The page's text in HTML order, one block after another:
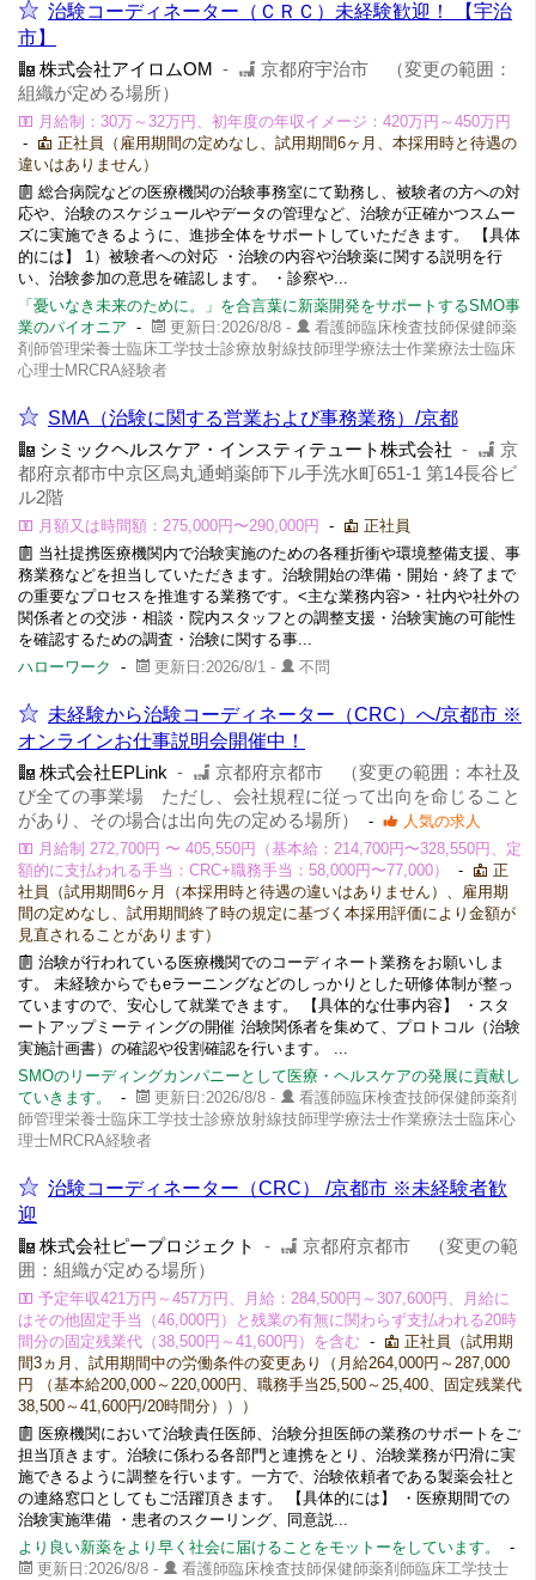
治験コーディネーター（ＣＲＣ）未経験歓迎！ 【宇治
市】
株式会社アイロムOM -
京都府宇治市 （変更の範囲：
組織が定める場所）
月給制：30万～32万円、初年度の年収イメージ：420万円～450万円
-
正社員（雇用期間の定めなし、試用期間6ヶ月、本採用時と待遇の
違いはありません）
総合病院などの医療機関の治験事務室にて勤務し、被験者の方への対
応や、治験のスケジュールやデータの管理など、治験が正確かつスムー
ズに実施できるように、進捗全体をサポートしていただきます。 【具体
的には】 1）被験者への対応 ・治験の内容や治験薬に関する説明を行
い、治験参加の意思を確認します。 ・診察や...
「憂いなき未来のために。」を合言葉に新薬開発をサポートするSMO事
業のパイオニア - 更新日:2026/8/8 -
看護師臨床検査技師保健師薬
剤師管理栄養士臨床工学技士診療放射線技師理学療法士作業療法士臨床
心理士MRCRA経験者
SMA（治験に関する営業および事務業務）/京都
シミックヘルスケア・インスティテュート株式会社 -
京
都府京都市中京区烏丸通蛸薬師下ル手洗水町651-1 第14長谷ビ
ル2階
月額又は時間額：275,000円〜290,000円 -
正社員
当社提携医療機関内で治験実施のための各種折衝や環境整備支援、事
務業務などを担当していただきます。治験開始の準備・開始・終了まで
の重要なプロセスを推進する業務です。<主な業務内容>・社内や社外の
関係者との交渉・相談・院内スタッフとの調整支援・治験実施の可能性
を確認するための調査・治験に関する事...
ハローワーク
- 更新日:2026/8/1 - 不問
未経験から治験コーディネーター（CRC）へ/京都市 ※
オンラインお仕事説明会開催中！
株式会社EPLink -
京都府京都市 （変更の範囲：本社及
び全ての事業場 ただし、会社規程に従って出向を命じること
があり、その場合は出向先の定める場所）
-
人気の求人
月給制 272,700円 〜 405,550円（基本給：214,700円〜328,550円、定
額的に支払われる手当：CRC+職務手当：58,000円〜77,000）
-
正
社員（試用期間6ヶ月（本採用時と待遇の違いはありません）、雇用期
間の定めなし、試用期間終了時の規定に基づく本採用評価により金額が
見直されることがあります）
治験が行われている医療機関でのコーディネート業務をお願いしま
す。 未経験からでもeラーニングなどのしっかりとした研修体制が整っ
ていますので、安心して就業できます。 【具体的な仕事内容】 ・スタ
ートアップミーティングの開催 治験関係者を集めて、プロトコル（治験
実施計画書）の確認や役割確認を行います。 ...
SMOのリーディングカンパニーとして医療・ヘルスケアの発展に貢献し
ていきます。
- 更新日:2026/8/8 -
看護師臨床検査技師保健師薬剤
師管理栄養士臨床工学技士診療放射線技師理学療法士作業療法士臨床心
理士MRCRA経験者
治験コーディネーター（CRC） /京都市 ※未経験者歓
迎
株式会社ピープロジェクト -
京都府京都市 （変更の範
囲：組織が定める場所）
予定年収421万円～457万円、月給：284,500円～307,600円、月給に
はその他固定手当（46,000円）と残業の有無に関わらず支払われる20時
間分の固定残業代（38,500円～41,600円）を含む -
正社員（試用期
間3ヵ月、試用期間中の労働条件の変更あり（月給264,000円～287,000
円 （基本給200,000～220,000円、職務手当25,500～25,400、固定残業代
38,500～41,600円/20時間分）））
医療機関において治験責任医師、治験分担医師の業務のサポートをご
担当頂きます。治験に係わる各部門と連携をとり、治験業務が円滑に実
施できるように調整を行います。一方で、治験依頼者である製薬会社と
の連絡窓口としてもご活躍頂きます。 【具体的には】 ・医療期間での
治験実施準備 ・患者のスクーリング、同意説...
より良い新薬をより早く社会に届けることをモットーをしています。
-
更新日:2026/8/8 -
看護師臨床検査技師保健師薬剤師臨床工学技士